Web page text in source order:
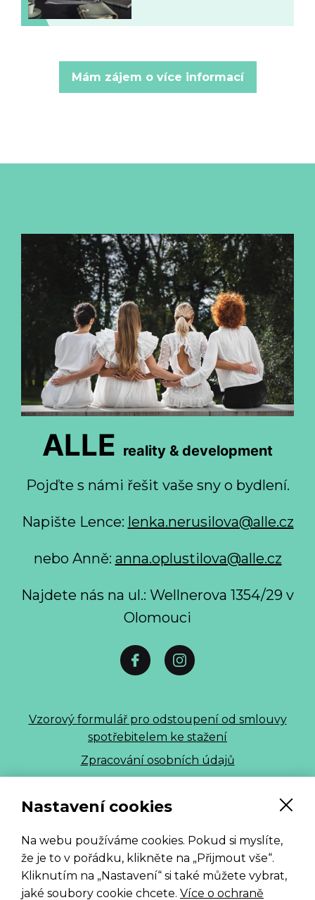
Nastavení cookies
Na webu používáme cookies. Pokud si myslíte,
že je to v pořádku, klikněte na „Přijmout vše“.
Kliknutím na „Nastavení“ si také můžete vybrat,
jaké soubory cookie chcete. Více o ochraně
Mám zájem o více informací
ALLE reality & development
Pojďte s námi řešit vaše sny o bydlení.
Napište Lence: lenka.nerusilova@alle.cz
nebo Anně: anna.oplustilova@alle.cz
Najdete nás na ul.: Wellnerova 1354/29 v
Olomouci
Vzorový formulář pro odstoupení od smlouvy
spotřebitelem ke stažení
Zpracování osobních údajů